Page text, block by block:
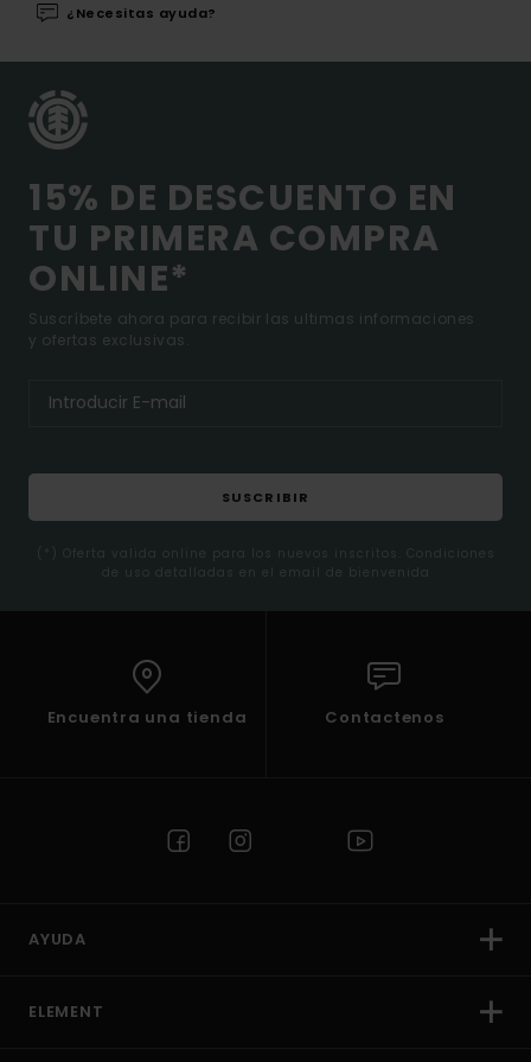
¿Necesitas ayuda?
15% DE DESCUENTO EN
TU PRIMERA COMPRA
ONLINE*
Suscríbete ahora para recibir las ultimas informaciones
y ofertas exclusivas.
SUSCRIBIR
(*) Oferta valida online para los nuevos inscritos. Condiciones
de uso detalladas en el email de bienvenida
Encuentra una tienda Contactenos
AYUDA
ELEMENT